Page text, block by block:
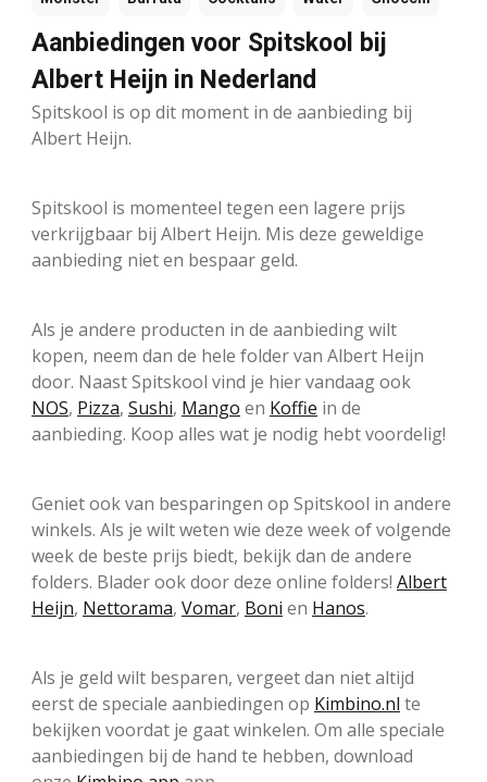
Aanbiedingen voor Spitskool bij
Albert Heijn in Nederland
Spitskool is op dit moment in de aanbieding bij
Albert Heijn.
Spitskool is momenteel tegen een lagere prijs
verkrijgbaar bij Albert Heijn. Mis deze geweldige
aanbieding niet en bespaar geld.
Als je andere producten in de aanbieding wilt
kopen, neem dan de hele folder van Albert Heijn
door. Naast Spitskool vind je hier vandaag ook
NOS, Pizza, Sushi, Mango en Koffie in de
aanbieding. Koop alles wat je nodig hebt voordelig!
Geniet ook van besparingen op Spitskool in andere
winkels. Als je wilt weten wie deze week of volgende
week de beste prijs biedt, bekijk dan de andere
folders. Blader ook door deze online folders! Albert
Heijn, Nettorama, Vomar, Boni en Hanos.
Als je geld wilt besparen, vergeet dan niet altijd
eerst de speciale aanbiedingen op Kimbino.nl te
bekijken voordat je gaat winkelen. Om alle speciale
aanbiedingen bij de hand te hebben, download